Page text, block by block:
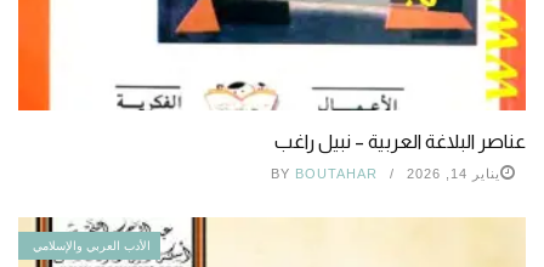
عناصر البلاغة العربية – نبيل راغب
يناير 14, 2026 BY BOUTAHAR
الأدب العربي والإسلامي